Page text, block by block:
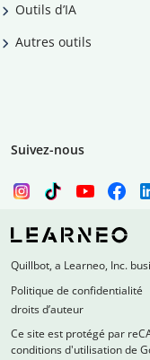
Outils d’IA
Autres outils
Suivez-nous
Quillbot, a Learneo, Inc.
Politique de confidentialité
droits d’auteur
Ce site est protégé par
conditions d'utilisation de